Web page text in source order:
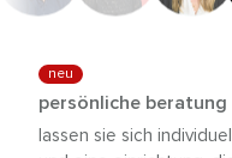
neu
persönliche beratung
lassen sie sich